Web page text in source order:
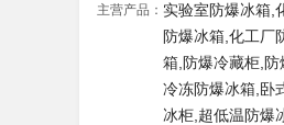
主营产品： 实验室防爆冰箱,
防爆冰箱,化工厂
箱,防爆冷藏柜,防
冷冻防爆冰箱,卧
冰柜,超低温防爆